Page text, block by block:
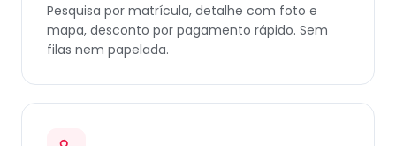
Pesquisa por matrícula, detalhe com foto e
mapa, desconto por pagamento rápido. Sem
filas nem papelada.